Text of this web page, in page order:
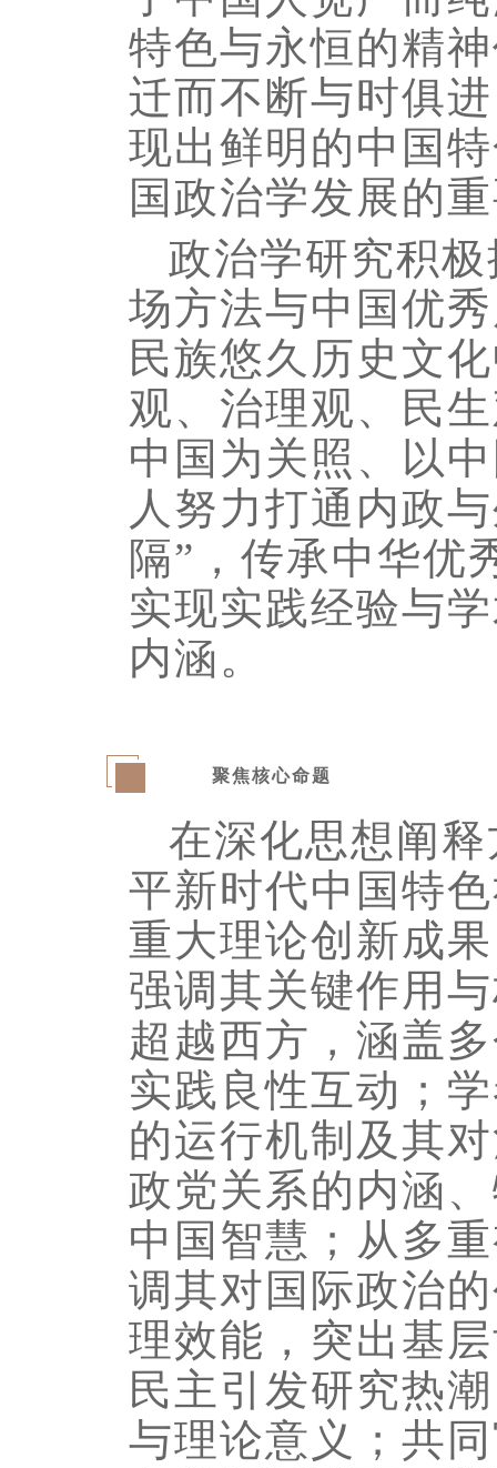
特色与永恒的精
迁而不断与时俱
现出鲜明的中国
国政治学发展的
政治学研究积
场方法与中国优
民族悠久历史文
观、治理观、民
中国为关照、以
人努力打通内政
隔”，传承中华优
实现实践经验与
内涵。
聚焦核心命题
在深化思想阐
平新时代中国特
重大理论创新成
强调其关键作用
超越西方，涵盖
实践良性互动；
的运行机制及其
政党关系的内涵
中国智慧；从多
调其对国际政治
理效能，突出基
民主引发研究热
与理论意义；共